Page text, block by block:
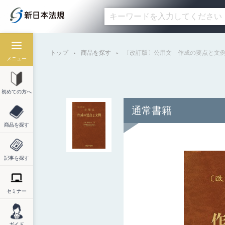
メニュー
初めての方へ
商品を探す
記事を探す
セミナー
トップ 商品を探す 〔改訂版〕公用文 作成の要点と文
通常書籍